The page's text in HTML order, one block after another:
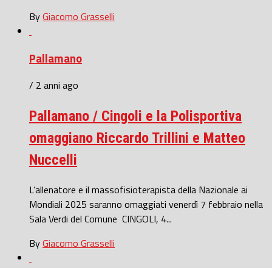
ByGiacomo Grasselli
Pallamano
/ 2 anni ago
Pallamano / Cingoli e la Polisportiva
omaggiano Riccardo Trillini e Matteo
Nuccelli
L’allenatore e il massofisioterapista della Nazionale ai
Mondiali 2025 saranno omaggiati venerdì 7 febbraio nella
Sala Verdi del Comune CINGOLI, 4...
ByGiacomo Grasselli